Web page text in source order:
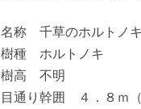
名称 千草のホルトノ
樹種 ホルトノキ
樹高 不明
目通り幹囲 ４．８ｍ